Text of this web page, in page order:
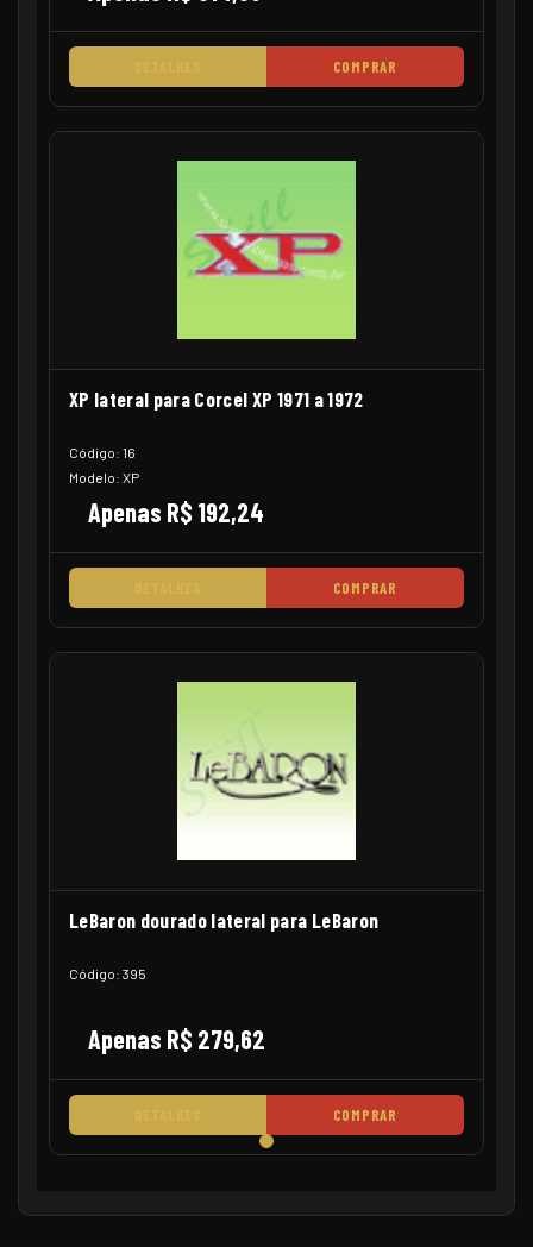
COMPRAR
XP lateral para Corcel XP 1971 a 1972
Código: 16
Modelo: XP
Apenas R$ 192,24
COMPRAR
LeBaron dourado lateral para LeBaron
Código: 395
Apenas R$ 279,62
COMPRAR